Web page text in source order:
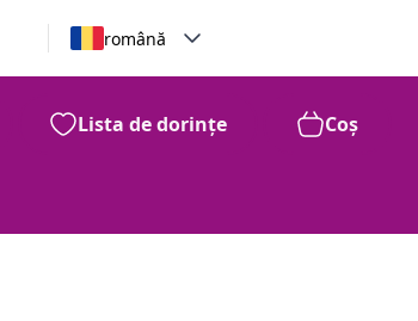
română
Lista de dorințe Coș